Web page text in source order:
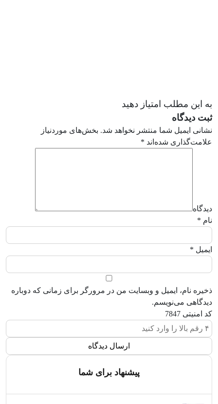
به این مطلب امتیاز دهید
ثبت دیدگاه
نشانی ایمیل شما منتشر نخواهد شد. بخش‌های موردنیاز
علامت‌گذاری شده‌اند *
دیدگاه
نام *
ایمیل *
ذخیره نام، ایمیل و وبسایت من در مرورگر برای زمانی که دوباره
دیدگاهی می‌نویسم.
کد امنیتی 7847
پیشنهاد برای شما